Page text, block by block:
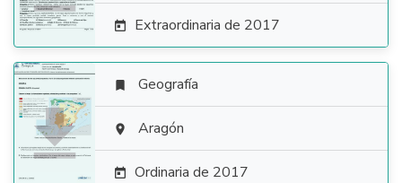
 Extraordinaria de 2017

 Geografía
 Aragón
 Ordinaria de 2017